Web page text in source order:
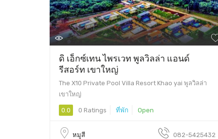
ดิ เอ็กซ์เทน ไพรเวท พูลวิลล่า แอนด์
รีสอร์ท เขาใหญ่
The X10 Private Pool Villa Resort Khao yai พูลวิลล่า
เขาใหญ่
0.0 0 Ratings ที่พัก Open
หมูสี 082-5425432